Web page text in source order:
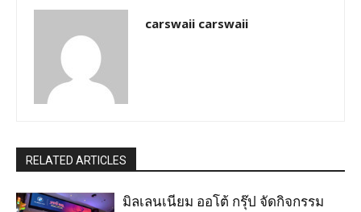
carswaii carswaii
RELATED ARTICLES
มิลเลนเนียม ออโต้ กรุ๊ป จัดกิจกรรม